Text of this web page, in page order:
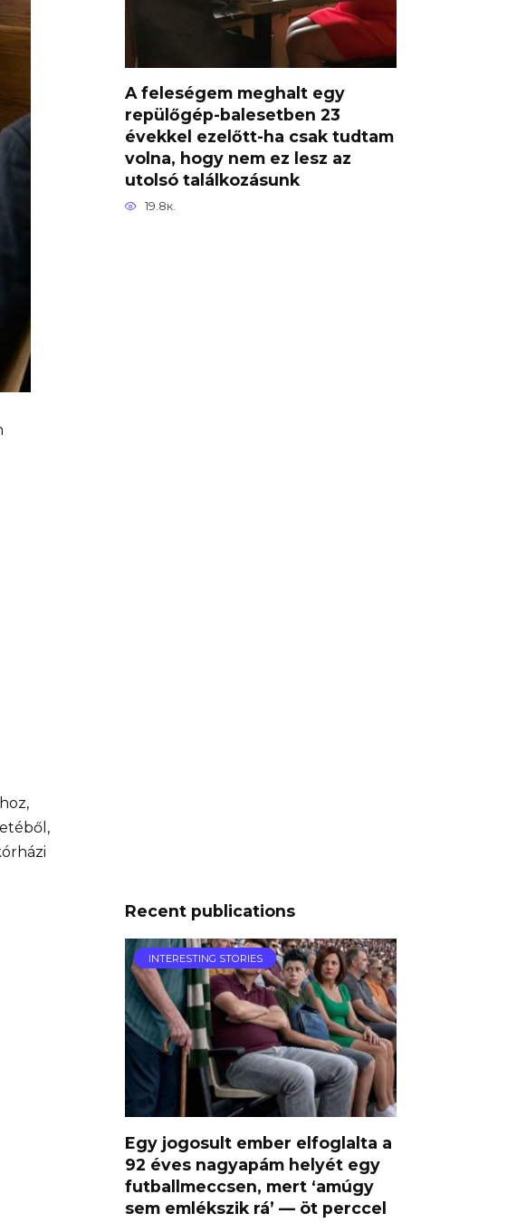
A feleségem meghalt egy
repülőgép-balesetben 23
évekkel ezelőtt-ha csak tudtam
volna, hogy nem ez lesz az
utolsó találkozásunk
19.8к.
Recent publications
INTERESTING STORIES
Egy jogosult ember elfoglalta a
92 éves nagyapám helyét egy
futballmeccsen, mert ‘amúgy
sem emlékszik rá’ — öt perccel